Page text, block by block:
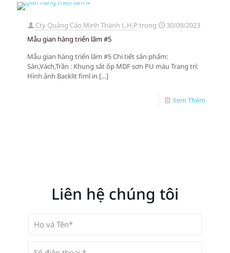
Cty Quảng Cáo Minh Thành L.H.P trong
30/09/2023
Mẫu gian hàng triển lãm #5
Mẫu gian hàng triển lãm #5 Chi tiết sản phẩm:
Sàn,Vách,Trần : Khung sắt ốp MDF sơn PU màu Trang trí:
Hình ảnh Backlit fiml in […]
Xem Thêm
Liên hệ chúng tôi